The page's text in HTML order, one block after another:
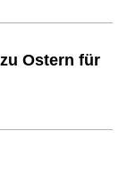
Ostern für